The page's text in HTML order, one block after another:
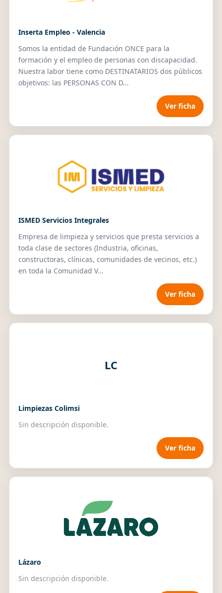
Inserta Empleo - Valencia
Somos la entidad de Fundación ONCE para la
formación y el empleo de personas con discapacidad.
Nuestra labor tiene como DESTINATARIOS dos públicos
objetivos: las PERSONAS CON D...
Ver ficha
ISMED Servicios Integrales
Empresa de limpieza y servicios que presta servicios a
toda clase de sectores (Industria, oficinas,
constructoras, clínicas, comunidades de vecinos, etc.)
en toda la Comunidad V...
Ver ficha
LC
Limpiezas Colimsi
Sin descripción disponible.
Ver ficha
Lázaro
Sin descripción disponible.